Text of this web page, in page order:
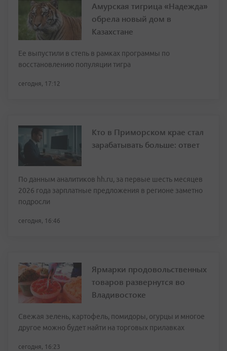
Амурская тигрица «Надежда»
обрела новый дом в
Казахстане
Ее выпустили в степь в рамках программы по
восстановлению популяции тигра
сегодня, 17:12
Кто в Приморском крае стал
зарабатывать больше: ответ
По данным аналитиков hh.ru, за первые шесть месяцев
2026 года зарплатные предложения в регионе заметно
подросли
сегодня, 16:46
Ярмарки продовольственных
товаров развернутся во
Владивостоке
Свежая зелень, картофель, помидоры, огурцы и многое
другое можно будет найти на торговых прилавках
сегодня, 16:23